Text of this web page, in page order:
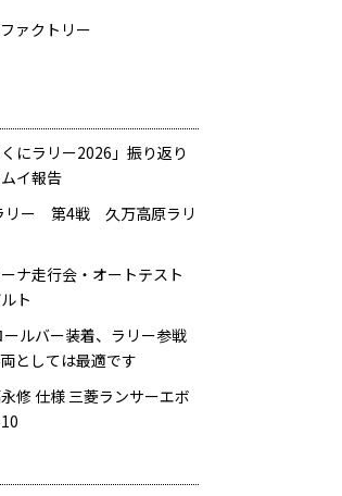
ァクトリー
くにラリー2026」振り返り
イ報告
リー 第4戦 久万高原ラリ
ナ走行会・オートテスト
ト
ルバー装着、ラリー参戦
としては最適です
修 仕様 三菱ランサーエボ